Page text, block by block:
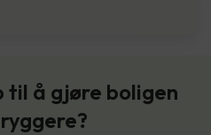
til å gjøre boligen